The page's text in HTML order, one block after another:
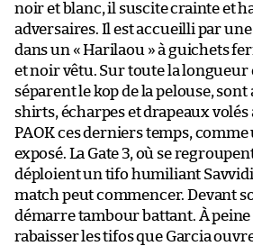
noir et blanc, il suscite crainte et
adversaires. Il est accueilli par
dans un « Harilaou » à guichets
et noir vêtu. Sur toute la longueur
séparent le kop de la pelouse, sont
shirts, écharpes et drapeaux
PAOK ces derniers temps,
exposé. La Gate 3, où se
déploient un tifo humiliant
match peut commencer. Devant
démarre tambour battant. À peine
rabaisser les tifos que Garcia